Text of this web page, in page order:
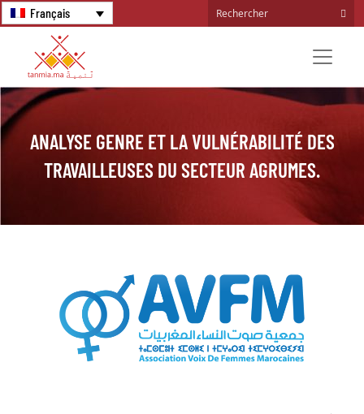
Français
ANALYSE GENRE ET LA VULNÉRABILITÉ DES
TRAVAILLEUSES DU SECTEUR AGRUMES.